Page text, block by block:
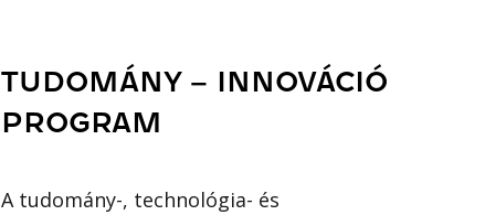
TUDOMÁNY – INNOVÁCIÓ
PROGRAM
A tudomány-, technológia- és